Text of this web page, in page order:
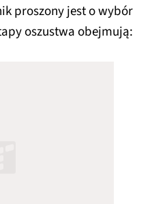
proszony jest o wybór
oszustwa obejmują: